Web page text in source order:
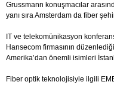
Grussmann konuşmacılar
yanı sıra Amsterdam da fiber
IT ve telekomünikasyon
Hansecom firmasının
Amerika’dan önemli isimleri
Fiber optik teknolojisiyle ilgili